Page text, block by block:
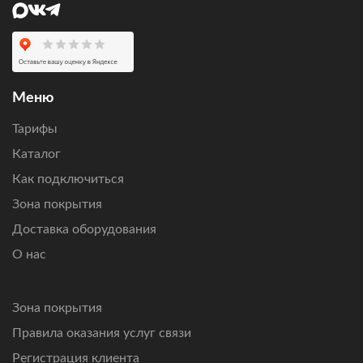
Оставьте заявку, чтобы проверить возможность
подключения по вашему адресу, получить персональный
расчет стоимости оборудования и ежемесячной
не справляются.
Меню
Тарифы
Каталог
Как подключиться
Зона покрытия
Доставка оборудования
О нас
Зона покрытия
Правила оказания услуг связи
Регистрация клиента